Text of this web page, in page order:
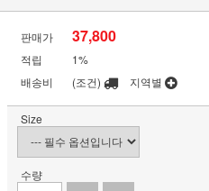
판매가 37,800
적립
1%
배송비
(조건) 지역별
Size
수량